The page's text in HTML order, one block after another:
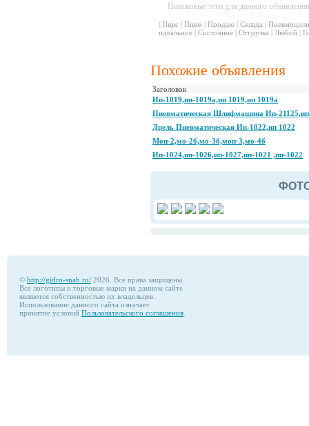
Поисковые теги для данного объявления
| Пцвс | Пцвм | Продаю | Склада |
идеальное | Состояние | Отгрузка | Любой |
Похожие объявления
Заголовок
Ип-1019,ип-1019а,ип 1019,ип 1019а
Пневматическая Шлифмашина Ип-21125,ип
Дрель Пневматическая Ип-1022,ип 1022
Моп-2,мо-2б,мо-3б,моп-3,мо-4б
Ип-1024,ип-1026,ип-1027,ип-1021 ,ип-1022
© http://gidro-snab.ru/ 2026. Все права защищены.
Все логотипы и торговые марки на данном сайте
являются собственностью их владельцев.
Использование данного сайта означает
принятие условий Пользовательского соглашения